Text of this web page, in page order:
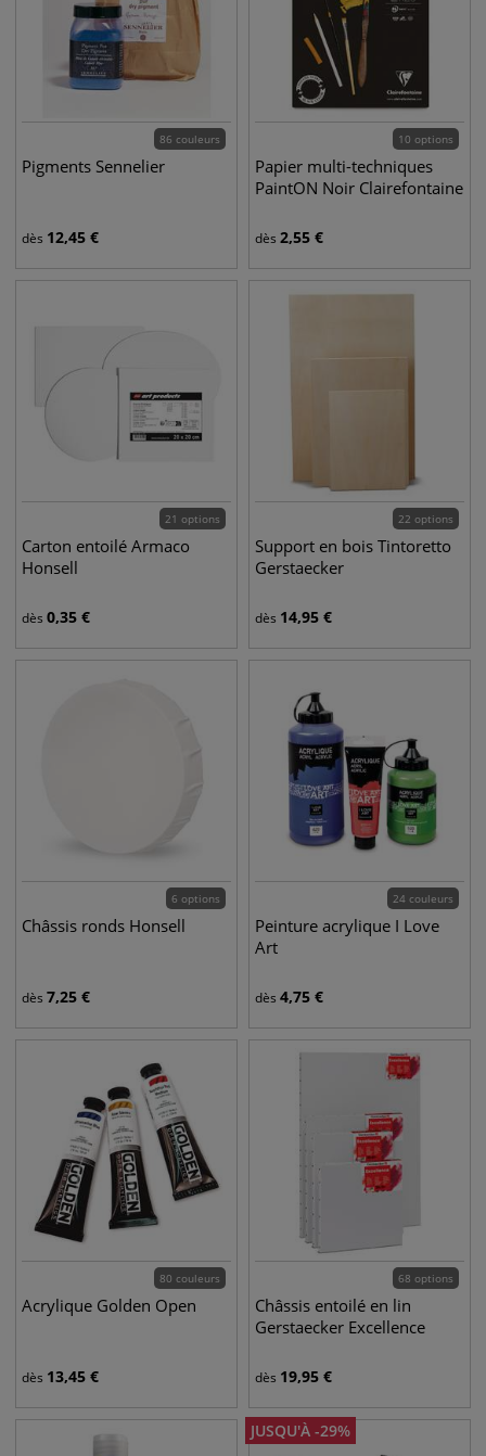
86 couleurs
Pigments Sennelier
dès 12,45 €
10 options
Papier multi-techniques
PaintON Noir Clairefontaine
dès 2,55 €
21 options
Carton entoilé Armaco
Honsell
dès 0,35 €
22 options
Support en bois Tintoretto
Gerstaecker
dès 14,95 €
6 options
Châssis ronds Honsell
dès 7,25 €
24 couleurs
Peinture acrylique I Love
Art
dès 4,75 €
80 couleurs
Acrylique Golden Open
dès 13,45 €
68 options
Châssis entoilé en lin
Gerstaecker Excellence
dès 19,95 €
JUSQU'À -29%